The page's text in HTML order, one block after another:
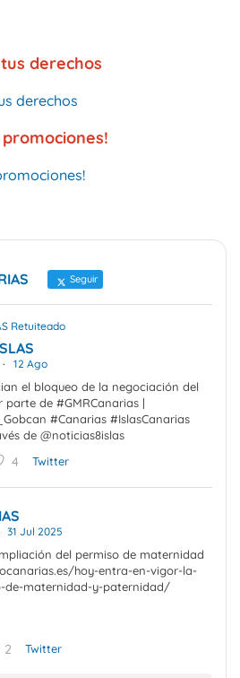
derechos
Seguir
Retuiteado
· 12 Ago
el bloqueo de la negociación del
de #GMRCanarias |
#Canarias #IslasCanarias
de @noticias8islas
4 Twitter
31 Jul 2025
del permiso de maternidad
hoy-entra-en-vigor-la-
de-maternidad-y-paternidad/
2 Twitter